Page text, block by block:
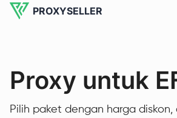
PROXYSELLER
Proxy untuk
Pilih paket dengan harga diskon,